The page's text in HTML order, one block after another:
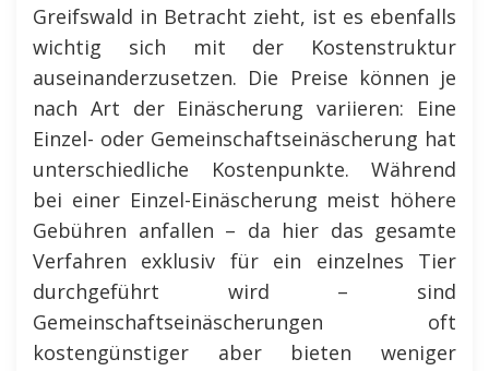
Greifswald in Betracht zieht, ist es ebenfalls
wichtig sich mit der Kostenstruktur
auseinanderzusetzen. Die Preise können je
nach Art der Einäscherung variieren: Eine
Einzel- oder Gemeinschaftseinäscherung hat
unterschiedliche Kostenpunkte. Während
bei einer Einzel-Einäscherung meist höhere
Gebühren anfallen – da hier das gesamte
Verfahren exklusiv für ein einzelnes Tier
durchgeführt wird – sind
Gemeinschaftseinäscherungen oft
kostengünstiger aber bieten weniger